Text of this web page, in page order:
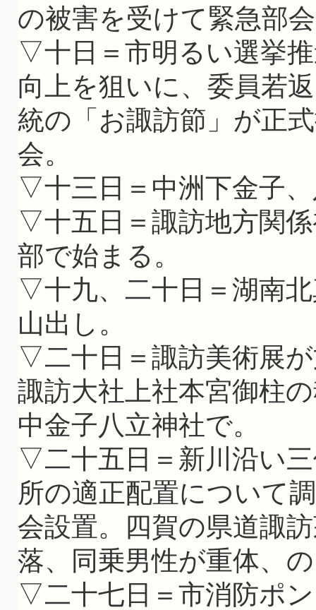
の被害を受けて緊急部
▽十日＝市明るい選挙
向上を狙いに、委員若
統の「お諏訪節」が正
会。
▽十三日＝中洲下金子
▽十五日＝諏訪地方関
部で始まる。
▽十九、二十日＝湖南
山出し。
▽二十日＝諏訪美術展
諏訪大社上社本宮御柱
中金子八立神社で。
▽二十五日＝新川沿い
所の適正配置について
会設置。四賀の県道諏
落、同乗男性が重体、
▽二十七日＝市消防ポ